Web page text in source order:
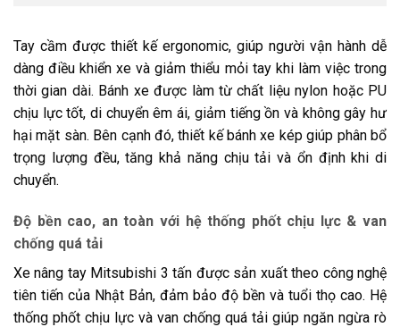
Tay cầm được thiết kế ergonomic, giúp người vận hành dễ
dàng điều khiển xe và giảm thiểu mỏi tay khi làm việc trong
thời gian dài. Bánh xe được làm từ chất liệu nylon hoặc PU
chịu lực tốt, di chuyển êm ái, giảm tiếng ồn và không gây hư
hại mặt sàn. Bên cạnh đó, thiết kế bánh xe kép giúp phân bổ
trọng lượng đều, tăng khả năng chịu tải và ổn định khi di
chuyển.
Độ bền cao, an toàn với hệ thống phốt chịu lực & van
chống quá tải
Xe nâng tay Mitsubishi 3 tấn được sản xuất theo công nghệ
tiên tiến của Nhật Bản, đảm bảo độ bền và tuổi thọ cao. Hệ
thống phốt chịu lực và van chống quá tải giúp ngăn ngừa rò